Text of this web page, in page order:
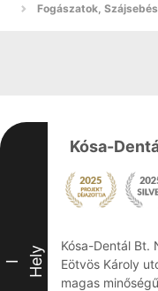
Fogászatok,
I Hely
Kósa-
Kósa-Dentál Bt.
Eötvös Károly
magas